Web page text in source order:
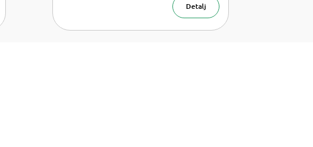
Detalj